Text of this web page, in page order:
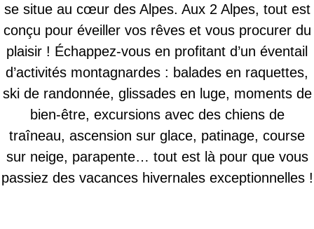
se situe au cœur des Alpes. Aux 2 Alpes, tout est
conçu pour éveiller vos rêves et vous procurer du
plaisir ! Échappez-vous en profitant d’un éventail
d’activités montagnardes : balades en raquettes,
ski de randonnée, glissades en luge, moments de
bien-être, excursions avec des chiens de
traîneau, ascension sur glace, patinage, course
sur neige, parapente… tout est là pour que vous
passiez des vacances hivernales exceptionnelles !